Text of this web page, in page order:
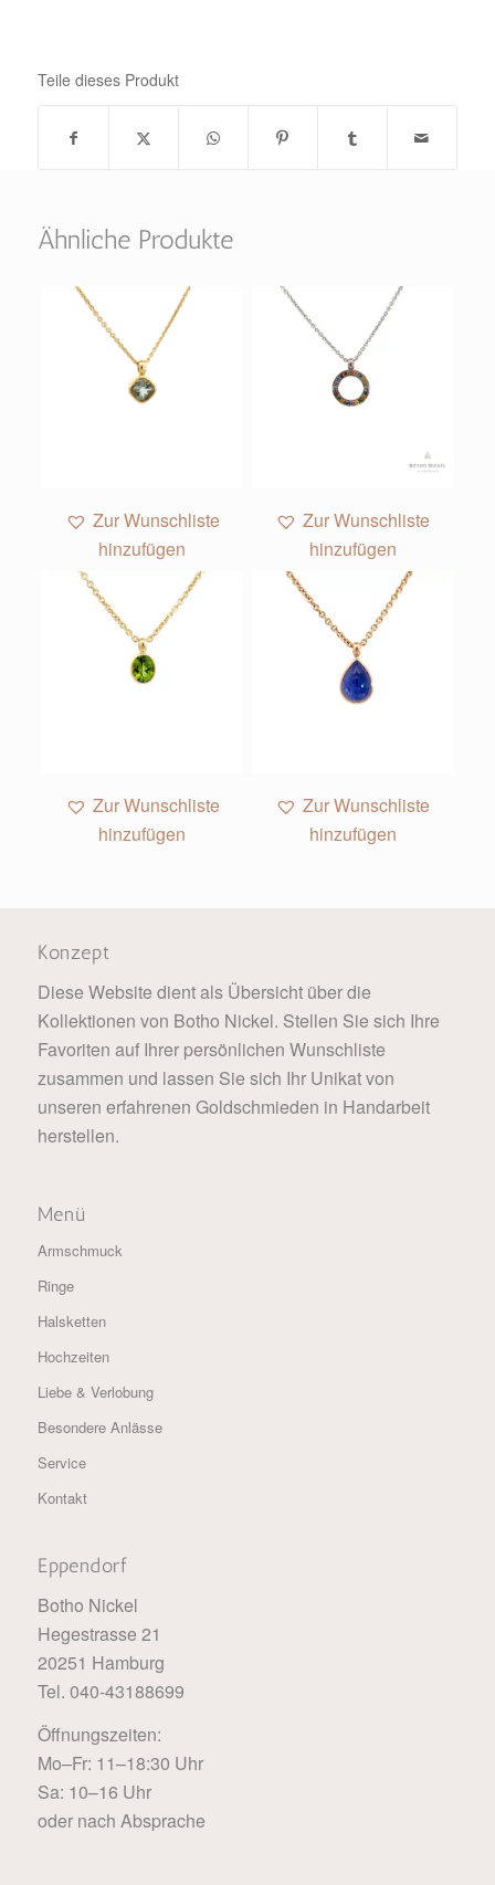
Teile dieses Produkt
Ähnliche Produkte
Zur Wunschliste
hinzufügen
Zur Wunschliste
hinzufügen
Zur Wunschliste
hinzufügen
Zur Wunschliste
hinzufügen
Konzept
Diese Website dient als Übersicht über die
Kollektionen von Botho Nickel. Stellen Sie sich Ihre
Favoriten auf Ihrer persönlichen Wunschliste
zusammen und lassen Sie sich Ihr Unikat von
unseren erfahrenen Goldschmieden in Handarbeit
herstellen.
Menü
Armschmuck
Ringe
Halsketten
Hochzeiten
Liebe & Verlobung
Besondere Anlässe
Service
Kontakt
Eppendorf
Botho Nickel
Hegestrasse 21
20251 Hamburg
Tel. 040-43188699
Öffnungszeiten:
Mo–Fr: 11–18:30 Uhr
Sa: 10–16 Uhr
oder nach Absprache